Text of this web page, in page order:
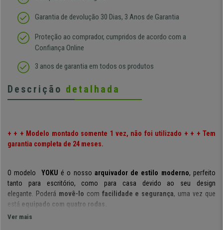
Garantia de devolução 30 Dias, 3 Anos de Garantia
Proteção ao comprador, cumpridos de acordo com a
Confiança Online
3 anos de garantia em todos os produtos
Descrição detalhada
+ + + Modelo montado somente 1 vez, não foi utilizado + + + Tem
garantia completa de 24 meses.
O modelo YOKU é o nosso arquivador de estilo moderno, perfeito
tanto para escritório, como para casa devido ao seu design
elegante. Poderá movê-lo com facilidade e segurança, uma vez que
está equipado com quatro rodas
Ver mais